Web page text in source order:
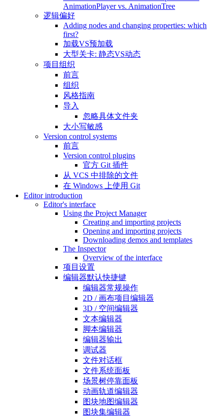
AnimationPlayer vs. AnimationTree
逻辑偏好
Adding nodes and changing properties: which
first?
加载VS预加载
大型关卡: 静态VS动态
项目组织
前言
组织
风格指南
导入
忽略具体文件夹
大小写敏感
Version control systems
前言
Version control plugins
官方 Git 插件
从 VCS 中排除的文件
在 Windows 上使用 Git
Editor introduction
Editor's interface
Using the Project Manager
Creating and importing projects
Opening and importing projects
Downloading demos and templates
The Inspector
Overview of the interface
项目设置
编辑器默认快捷键
编辑器常规操作
2D / 画布项目编辑器
3D / 空间编辑器
文本编辑器
脚本编辑器
编辑器输出
调试器
文件对话框
文件系统面板
场景树停靠面板
动画轨道编辑器
图块地图编辑器
图块集编辑器